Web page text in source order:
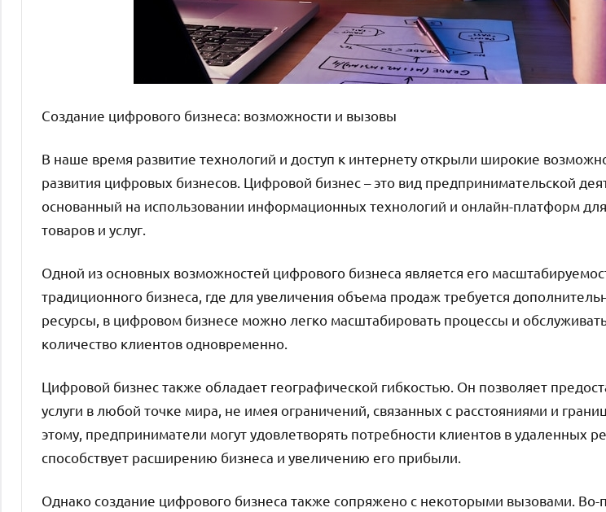
Создание цифрового бизнеса: возможности и вызовы
В наше время развитие технологий и доступ к интернету открыли широкие
развития цифровых бизнесов. Цифровой бизнес – это вид предпринимательской
основанный на использовании информационных технологий и онлайн-платформ
товаров и услуг.
Одной из основных возможностей цифрового бизнеса является его
традиционного бизнеса, где для увеличения объема продаж требуется
ресурсы, в цифровом бизнесе можно легко масштабировать процессы и
количество клиентов одновременно.
Цифровой бизнес также обладает географической гибкостью. Он позволяет
услуги в любой точке мира, не имея ограничений, связанных с расстояниями и
этому, предприниматели могут удовлетворять потребности клиентов в удаленных
способствует расширению бизнеса и увеличению его прибыли.
Однако создание цифрового бизнеса также сопряжено с некоторыми вызовами. Во-